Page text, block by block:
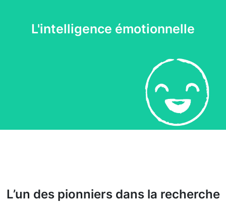
L'intelligence émotionnelle
L’un des pionniers dans la recherche